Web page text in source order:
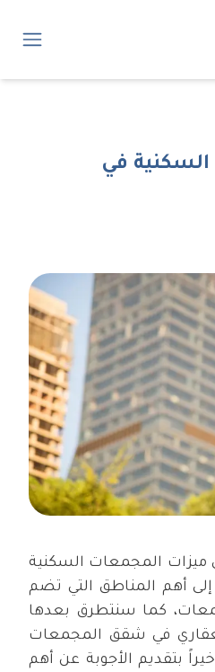
في
ميزات المجمعات السكنية
أهم المناطق التي تضم
كما سنتطرق بعدها
العقاري في شقق المجمعات
بتقديم الأجوبة عن أهم